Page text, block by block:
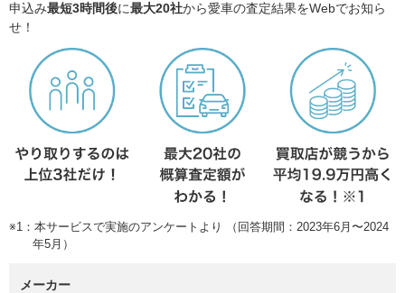
申込み最短3時間後に最大20社から愛車の査定結果をWebでお知ら
せ！
※1：本サービスで実施のアンケートより （回答期間：2023年6月〜2024
年5月）
メーカー